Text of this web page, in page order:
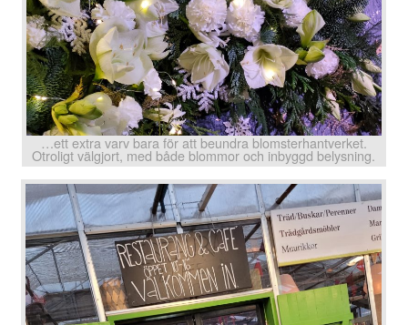
…ett extra varv bara för att beundra blomsterhantverket.
Otroligt välgjort, med både blommor och inbyggd belysning.